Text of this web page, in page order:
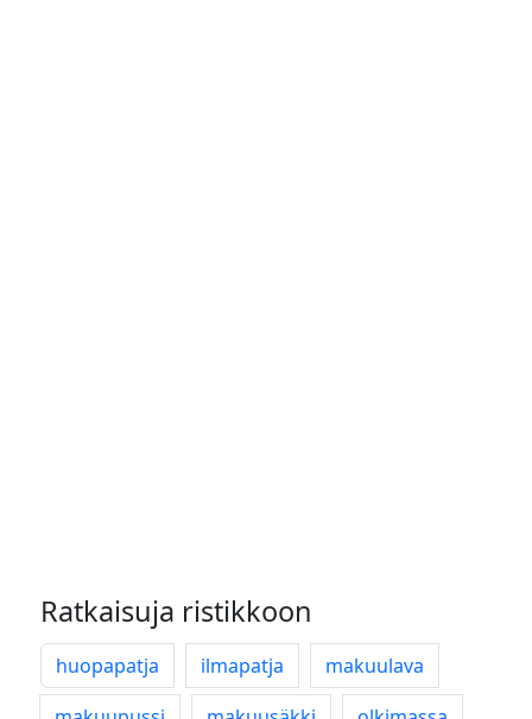
Ratkaisuja ristikkoon
huopapatja ilmapatja
makuulava